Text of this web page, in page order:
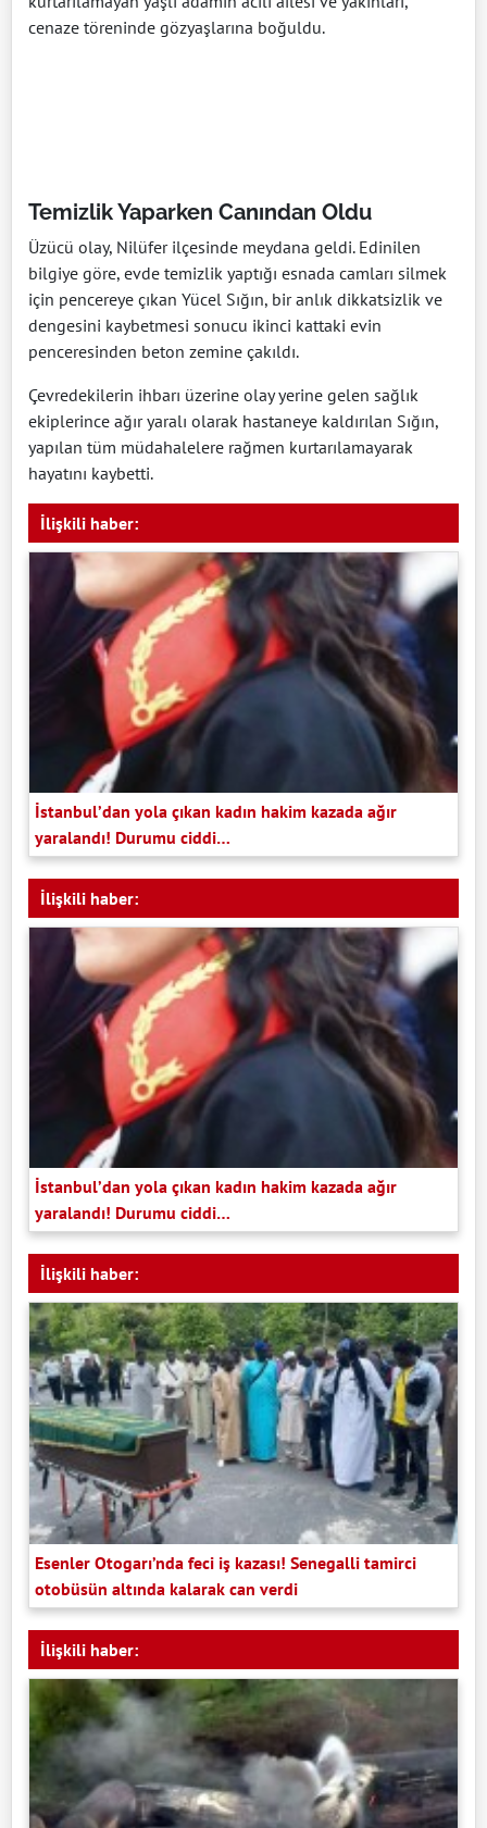
cenaze töreninde gözyaşlarına boğuldu.
Temizlik Yaparken Canından Oldu
Üzücü olay, Nilüfer ilçesinde meydana geldi. Edinilen
bilgiye göre, evde temizlik yaptığı esnada camları silmek
için pencereye çıkan Yücel Sığın, bir anlık dikkatsizlik ve
dengesini kaybetmesi sonucu ikinci kattaki evin
penceresinden beton zemine çakıldı.
Çevredekilerin ihbarı üzerine olay yerine gelen sağlık
ekiplerince ağır yaralı olarak hastaneye kaldırılan Sığın,
yapılan tüm müdahalelere rağmen kurtarılamayarak
hayatını kaybetti.
İlişkili haber:
İstanbul’dan yola çıkan kadın hakim kazada ağır
yaralandı! Durumu ciddi…
İlişkili haber:
İstanbul’dan yola çıkan kadın hakim kazada ağır
yaralandı! Durumu ciddi…
İlişkili haber:
Esenler Otogarı’nda feci iş kazası! Senegalli tamirci
otobüsün altında kalarak can verdi
İlişkili haber: